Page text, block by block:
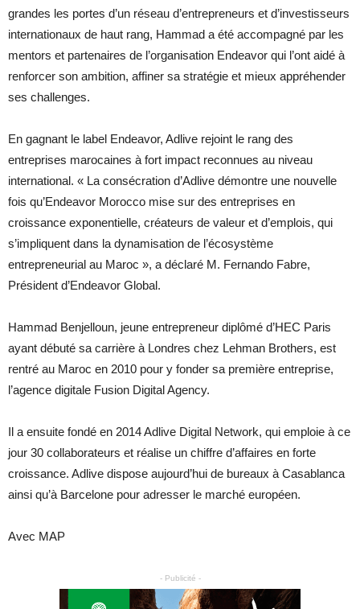
grandes les portes d’un réseau d’entrepreneurs et d’investisseurs
internationaux de haut rang, Hammad a été accompagné par les
mentors et partenaires de l’organisation Endeavor qui l’ont aidé à
renforcer son ambition, affiner sa stratégie et mieux appréhender
ses challenges.
En gagnant le label Endeavor, Adlive rejoint le rang des
entreprises marocaines à fort impact reconnues au niveau
international. « La consécration d’Adlive démontre une nouvelle
fois qu’Endeavor Morocco mise sur des entreprises en
croissance exponentielle, créateurs de valeur et d’emplois, qui
s’impliquent dans la dynamisation de l’écosystème
entrepreneurial au Maroc », a déclaré M. Fernando Fabre,
Président d’Endeavor Global.
Hammad Benjelloun, jeune entrepreneur diplômé d’HEC Paris
ayant débuté sa carrière à Londres chez Lehman Brothers, est
rentré au Maroc en 2010 pour y fonder sa première entreprise,
l’agence digitale Fusion Digital Agency.
Il a ensuite fondé en 2014 Adlive Digital Network, qui emploie à ce
jour 30 collaborateurs et réalise un chiffre d’affaires en forte
croissance. Adlive dispose aujourd’hui de bureaux à Casablanca
ainsi qu’à Barcelone pour adresser le marché européen.
Avec MAP
- Publicité -